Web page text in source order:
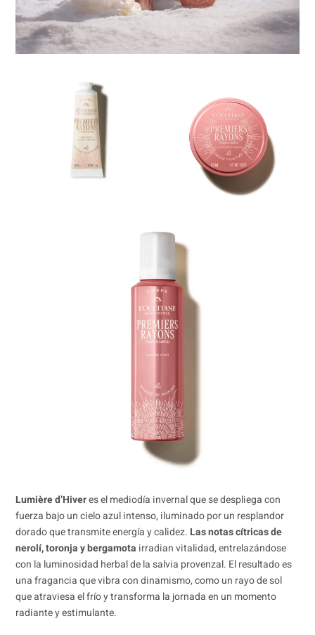
Lumière d’Hiveres el mediodía invernal que se despliega con
fuerza bajo un cielo azul intenso, iluminado por un resplandor
dorado que transmite energía y calidez. Las notas cítricas de
nerolí, toronja y bergamota irradian vitalidad, entrelazándose
con la luminosidad herbal de la salvia provenzal. El resultado es
una fragancia que vibra con dinamismo, como un rayo de sol
que atraviesa el frío y transforma la jornada en un momento
radiante y estimulante.